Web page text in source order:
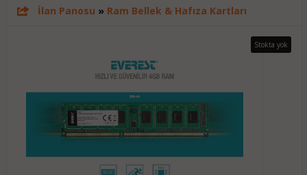
İlan Panosu » Ram Bellek & Hafıza Kartları
Stokta yok